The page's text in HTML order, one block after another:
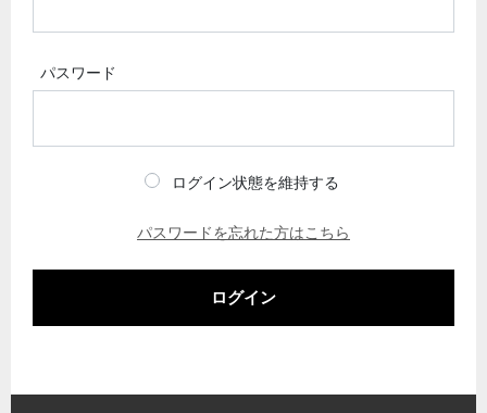
パスワード
ログイン状態を維持する
パスワードを忘れた方はこちら
ログイン